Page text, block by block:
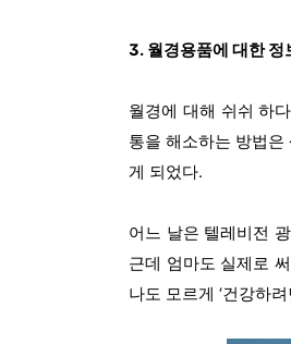
3. 월경용품에 대한 정
월경에 대해 쉬쉬 하
통을 해소하는 방법
게 되었다.
어느 날은 텔레비전
근데 엄마도 실제로
나도 모르게 ‘건강하